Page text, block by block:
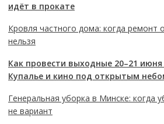
идёт в прокате
Кровля частного дома: когда ремонт
нельзя
Как провести выходные 20–21
Купалье и кино под открытым
Генеральная уборка в Минске: когда
не вариант